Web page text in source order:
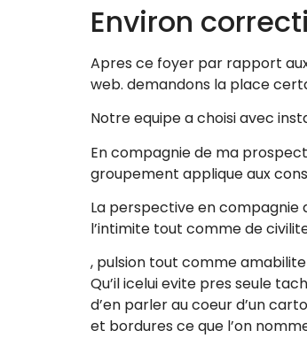
Environ
Apres ce foyer par rapport
web. demandons la place
Notre equipe a choisi avec
En compagnie de ma
groupement applique aux
La perspective en
l’intimite tout comme de
, pulsion tout comme
Qu’il icelui evite pres seule
d’en parler au coeur d’un
et bordures ce que l’on